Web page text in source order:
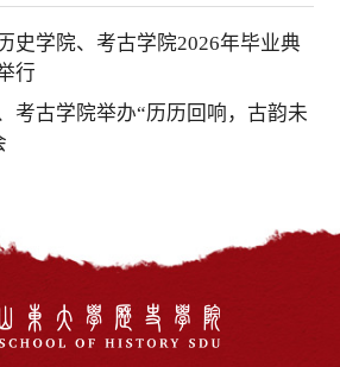
史学院、考古学院2026年毕业典
行
考古学院举办“历历回响，古韵未